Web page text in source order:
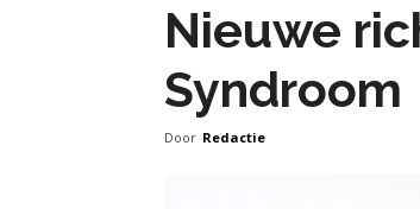
Nieuwe
Syndroom
Door Redactie